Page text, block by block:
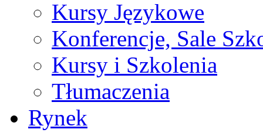
Kursy Językowe
Konferencje, Sale
Kursy i Szkolenia
Tłumaczenia
Rynek